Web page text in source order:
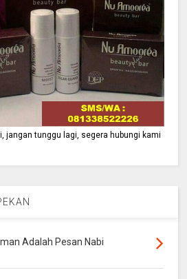
jangan tunggu lagi, segera hubungi kami
Adalah Pesan Nabi